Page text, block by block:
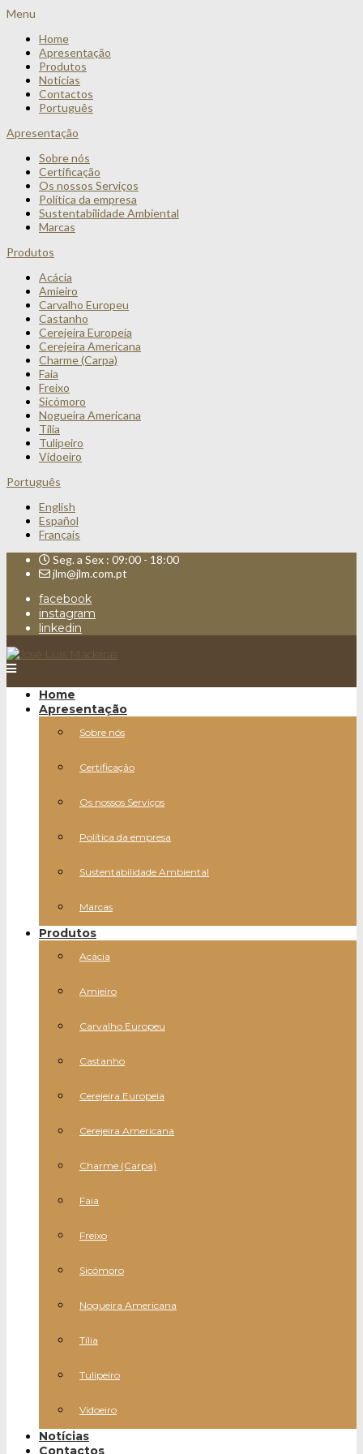
Menu
Home
Apresentação
Produtos
Notícias
Contactos
Português
Apresentação
Sobre nós
Certificação
Os nossos Serviços
Política da empresa
Sustentabilidade Ambiental
Marcas
Produtos
Acácia
Amieiro
Carvalho Europeu
Castanho
Cerejeira Europeia
Cerejeira Americana
Charme (Carpa)
Faia
Freixo
Sicómoro
Nogueira Americana
Tília
Tulipeiro
Vidoeiro
Português
English
Español
Français
Seg. a Sex : 09:00 - 18:00
jlm@jlm.com.pt
facebook
instagram
linkedin
Home
Apresentação
Sobre nós
Certificação
Os nossos Serviços
Política da empresa
Sustentabilidade Ambiental
Marcas
Produtos
Acácia
Amieiro
Carvalho Europeu
Castanho
Cerejeira Europeia
Cerejeira Americana
Charme (Carpa)
Faia
Freixo
Sicómoro
Nogueira Americana
Tília
Tulipeiro
Vidoeiro
Notícias
Contactos